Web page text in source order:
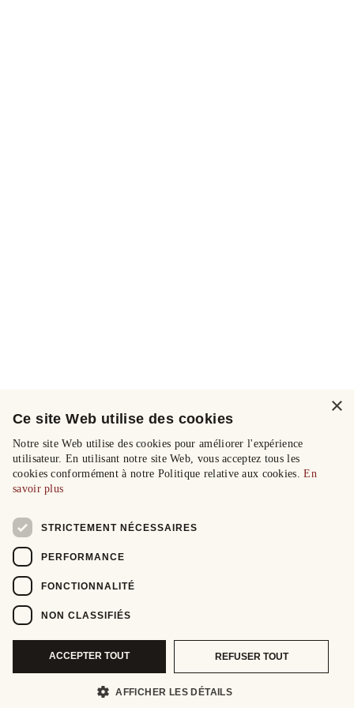
×
Ce site Web utilise des cookies
Notre site Web utilise des cookies pour améliorer l'expérience
utilisateur. En utilisant notre site Web, vous acceptez tous les
cookies conformément à notre Politique relative aux cookies.En
savoir plus
STRICTEMENT NÉCESSAIRES
PERFORMANCE
FONCTIONNALITÉ
NON CLASSIFIÉS
ACCEPTER TOUT REFUSER TOUT
AFFICHER LES DÉTAILS